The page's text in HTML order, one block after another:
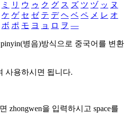
ミ リ ウ ゥ ク グ ス ズ ツ ヅ ッ ヌ
ケ ゲ セ ゼ テ デ ヘ ベ ペ メ レ オ
ボ ポ モ ヨ ョ ロ ヲ ―
병음)방식으로 중국어를 변환
사용하시면 됩니다.
zhongwen을 입력하시고 space를